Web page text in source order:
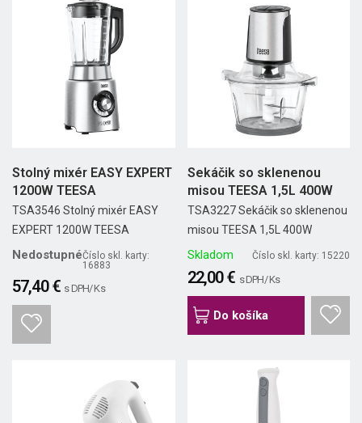
Stolný mixér EASY EXPERT
1200W TEESA
TSA3546 Stolný mixér EASY
EXPERT 1200W TEESA
NedostupnéČíslo skl. karty:
16883
57,40 € s DPH/ Ks
Sekáčik so sklenenou
misou TEESA 1,5L 400W
TSA3227 Sekáčik so sklenenou
misou TEESA 1,5L 400W
Skladom Číslo skl. karty: 15220
22,00 € s DPH/ Ks
Do košíka